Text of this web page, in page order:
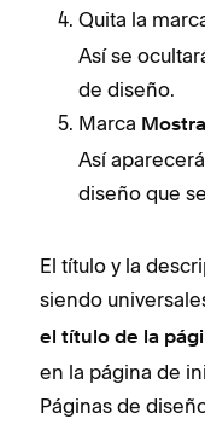
Quita la
Así se
de diseño.
Marca
Así
diseño que
El título y la
siendo
el título de la
en la página de
Páginas de